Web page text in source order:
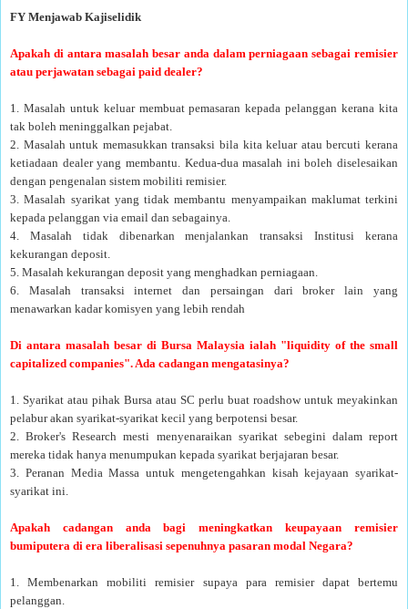
FY Menjawab Kajiselidik
Apakah di antara masalah besar anda dalam perniagaan sebagai remisier
atau perjawatan sebagai paid dealer?
1. Masalah untuk keluar membuat pemasaran kepada pelanggan kerana kita
tak boleh meninggalkan pejabat.
2. Masalah untuk memasukkan transaksi bila kita keluar atau bercuti kerana
ketiadaan dealer yang membantu. Kedua-dua masalah ini boleh diselesaikan
dengan pengenalan sistem mobiliti remisier.
3. Masalah syarikat yang tidak membantu menyampaikan maklumat terkini
kepada pelanggan via email dan sebagainya.
4. Masalah tidak dibenarkan menjalankan transaksi Institusi kerana
kekurangan deposit.
5. Masalah kekurangan deposit yang menghadkan perniagaan.
6. Masalah transaksi internet dan persaingan dari broker lain yang
menawarkan kadar komisyen yang lebih rendah
Di antara masalah besar di Bursa Malaysia ialah "liquidity of the small
capitalized companies". Ada cadangan mengatasinya?
1. Syarikat atau pihak Bursa atau SC perlu buat roadshow untuk meyakinkan
pelabur akan syarikat-syarikat kecil yang berpotensi besar.
2. Broker's Research mesti menyenaraikan syarikat sebegini dalam report
mereka tidak hanya menumpukan kepada syarikat berjajaran besar.
3. Peranan Media Massa untuk mengetengahkan kisah kejayaan syarikat-
syarikat ini.
Apakah cadangan anda bagi meningkatkan keupayaan remisier
bumiputera di era liberalisasi sepenuhnya pasaran modal Negara?
1. Membenarkan mobiliti remisier supaya para remisier dapat bertemu
pelanggan.